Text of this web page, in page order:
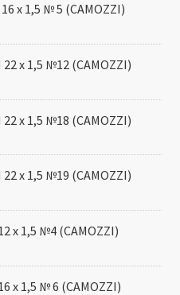
x 1,5 № 5 (CAMOZZI)
x 1,5 №12 (CAMOZZI)
x 1,5 №18 (CAMOZZI)
x 1,5 №19 (CAMOZZI)
x 1,5 №4 (CAMOZZI)
x 1,5 № 6 (CAMOZZI)